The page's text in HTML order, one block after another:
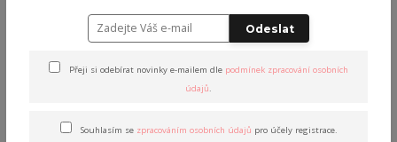
Základy SkialpinismuOdeslat
Přeji si odebírat novinky e-mailem dle podmínek zpracování osobních
údajů.
Souhlasím se zpracováním osobních údajů pro účely registrace.